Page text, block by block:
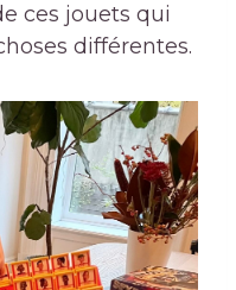
ces jouets qui
différentes.